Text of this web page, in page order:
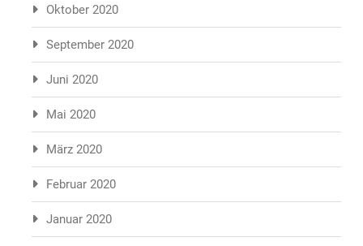
Oktober 2020
September 2020
Juni 2020
Mai 2020
März 2020
Februar 2020
Januar 2020